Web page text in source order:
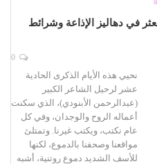
في دهاليز الإذاعة وشرائط
نحيي هذه الأيام الذكرى الحادية
عشر لرحيل الشاعر الكبير
(عبدالرحمن الأبنودي)، الذي سكنت
أعماله الروح والوجدان، وفي كل
عام نكتب، ويكتب غيرنا. وتمتلئ
مواقعنا وصحفنا بالدموع، لكنها
للأسف الشديد دموع روتنية، أشبه